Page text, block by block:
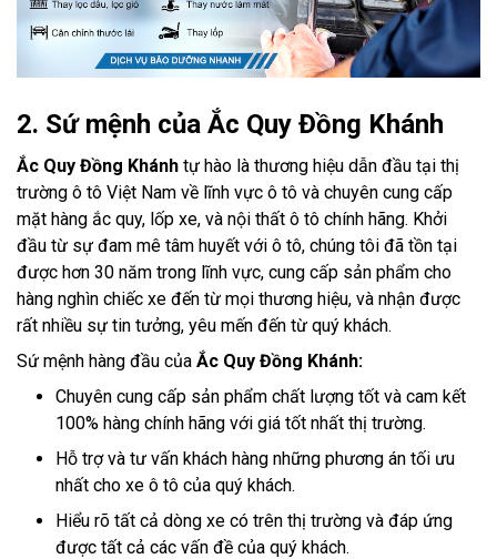
2. Sứ mệnh của Ắc Quy Đồng Khánh
Ắc Quy Đồng Khánh tự hào là thương hiệu dẫn đầu tại thị
trường ô tô Việt Nam về lĩnh vực ô tô và chuyên cung cấp
mặt hàng ắc quy, lốp xe, và nội thất ô tô chính hãng. Khởi
đầu từ sự đam mê tâm huyết với ô tô, chúng tôi đã tồn tại
được hơn 30 năm trong lĩnh vực, cung cấp sản phẩm cho
hàng nghìn chiếc xe đến từ mọi thương hiệu, và nhận được
rất nhiều sự tin tưởng, yêu mến đến từ quý khách.
Sứ mệnh hàng đầu của Ắc Quy Đồng Khánh:
Chuyên cung cấp sản phẩm chất lượng tốt và cam kết
100% hàng chính hãng với giá tốt nhất thị trường.
Hỗ trợ và tư vấn khách hàng những phương án tối ưu
nhất cho xe ô tô của quý khách.
Hiểu rõ tất cả dòng xe có trên thị trường và đáp ứng
được tất cả các vấn đề của quý khách.